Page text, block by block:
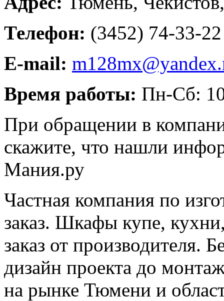
Телефон: (3452) 74-33-22
E-mail:
Время работы: Пн-Сб:
При обращении в
скажите, что нашли
Мания.ру
Частная компания по
заказ. Шкафы купе,
заказ от производителя.
дизайн проекта до
на рынке Тюмени и